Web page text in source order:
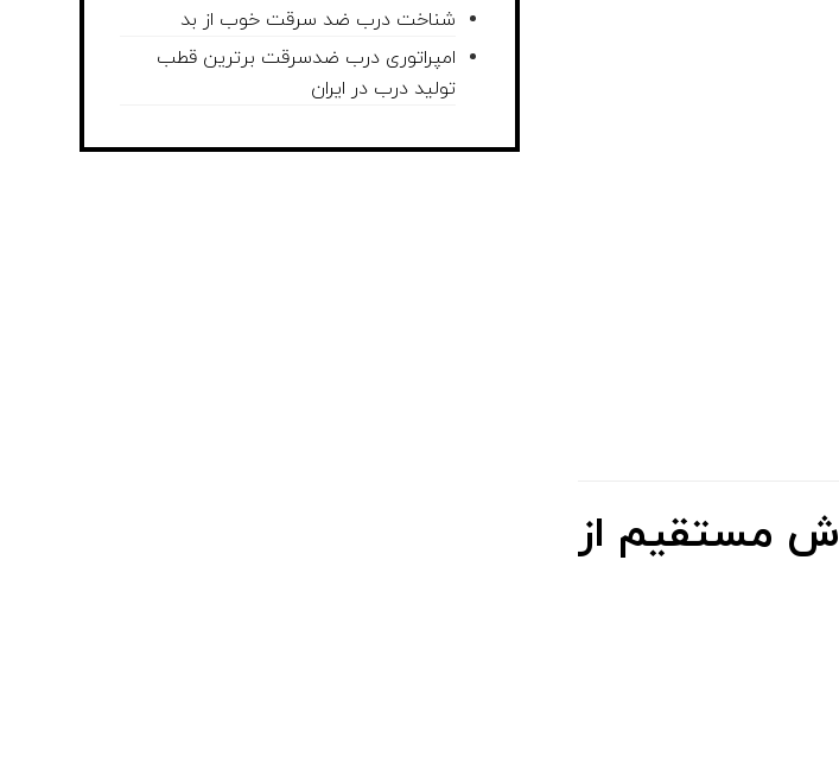
مستقیم از
شناخت درب ضد سرقت خوب از بد
امپراتوری درب ضدسرقت برترین قطب
تولید درب در ایران